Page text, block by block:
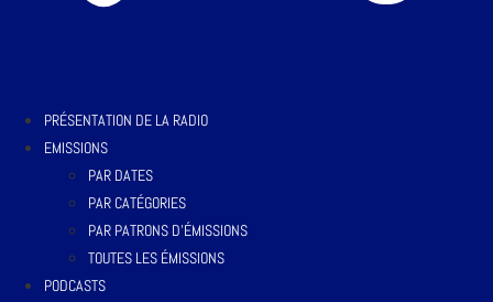
PRÉSENTATION DE LA RADIO
EMISSIONS
PAR DATES
PAR CATÉGORIES
PAR PATRONS D’ÉMISSIONS
TOUTES LES ÉMISSIONS
PODCASTS